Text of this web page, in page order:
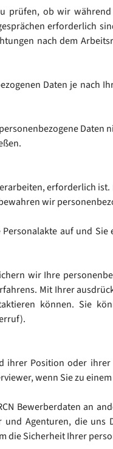
ob wir während
erforderlich
nach dem
Daten je nach
erforderlich
wir
auf und
wir Ihre
Mit Ihrer
können. Sie
Position oder
wenn Sie zu
Bewerberdaten an
Agenturen, die
die Sicherheit Ihrer